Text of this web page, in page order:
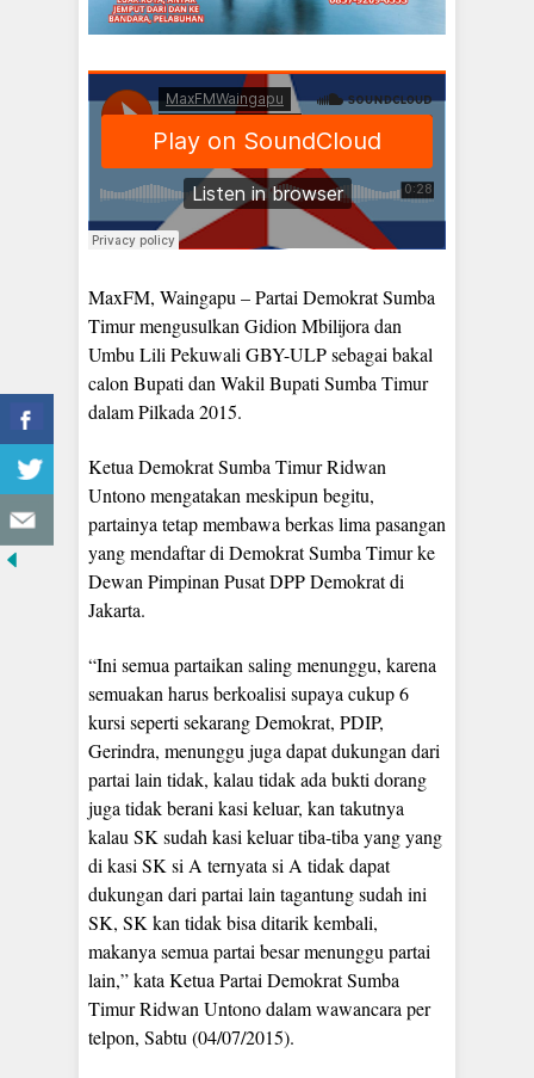
MaxFM, Waingapu – Partai Demokrat Sumba
Timur mengusulkan Gidion Mbilijora dan
Umbu Lili Pekuwali GBY-ULP sebagai bakal
calon Bupati dan Wakil Bupati Sumba Timur
dalam Pilkada 2015.
Ketua Demokrat Sumba Timur Ridwan
Untono mengatakan meskipun begitu,
partainya tetap membawa berkas lima pasangan
yang mendaftar di Demokrat Sumba Timur ke
Dewan Pimpinan Pusat DPP Demokrat di
Jakarta.
“Ini semua partaikan saling menunggu, karena
semuakan harus berkoalisi supaya cukup 6
kursi seperti sekarang Demokrat, PDIP,
Gerindra, menunggu juga dapat dukungan dari
partai lain tidak, kalau tidak ada bukti dorang
juga tidak berani kasi keluar, kan takutnya
kalau SK sudah kasi keluar tiba-tiba yang yang
di kasi SK si A ternyata si A tidak dapat
dukungan dari partai lain tagantung sudah ini
SK, SK kan tidak bisa ditarik kembali,
makanya semua partai besar menunggu partai
lain,” kata Ketua Partai Demokrat Sumba
Timur Ridwan Untono dalam wawancara per
telpon, Sabtu (04/07/2015).